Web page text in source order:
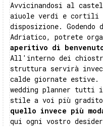
Avvicinandosi al
aiuole verdi e cortili
disposizione.
Adriatico, potrete
aperitivo di
All'interno dei
struttura servirà
calde giornate estive.
wedding planner tutti
stile a voi più
quello invece più
qui ogni vostro